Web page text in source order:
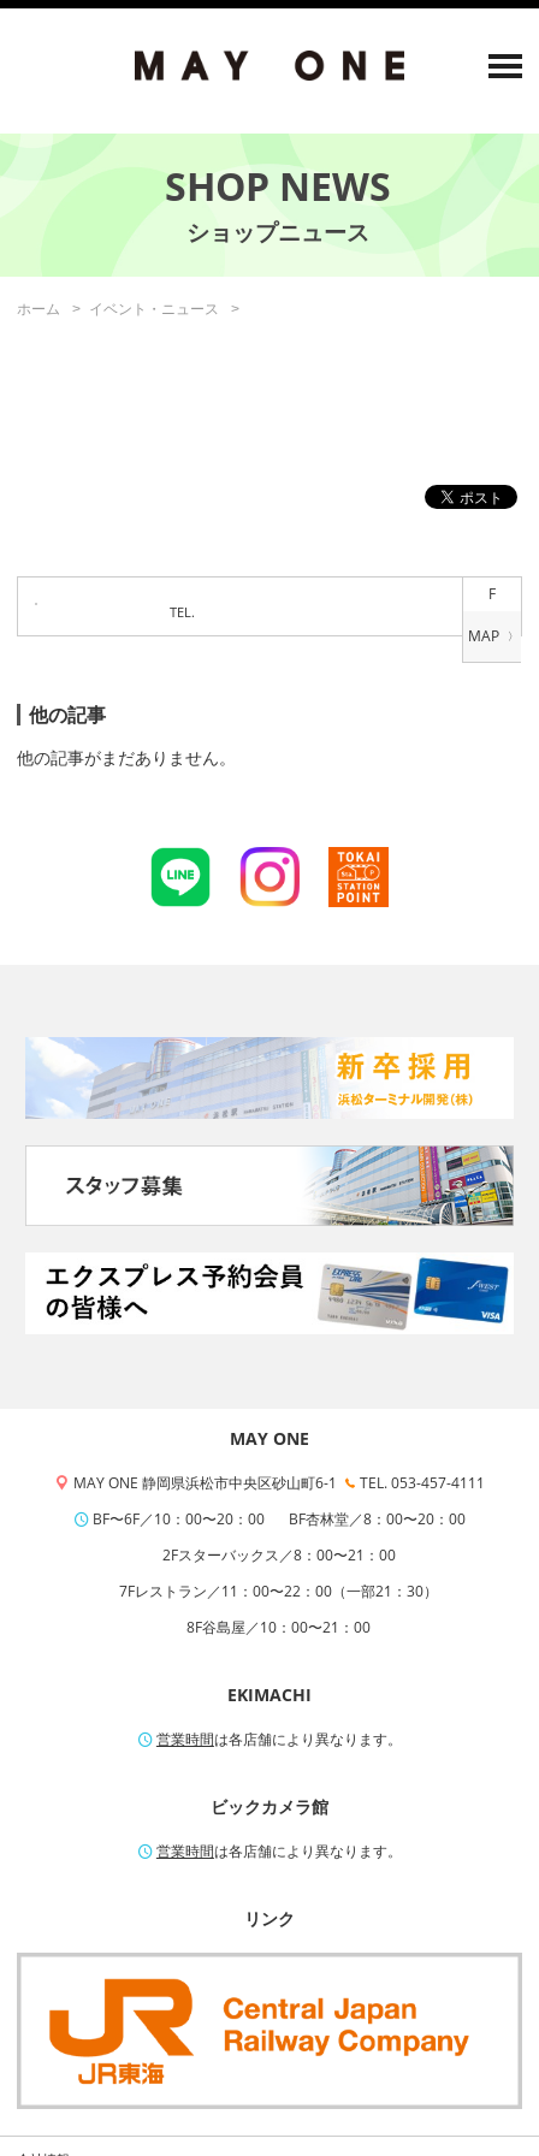
SHOP NEWS
ホーム イベント・ニュース
F
TEL.
他の記事
他の記事がまだありません。
MAY ONE
MAY ONE 静岡県浜松市中央区砂山町6-1
TEL. 053-457-4111
BF〜6F／10：00〜20：00
BF杏林堂／8：00〜20：00
2Fスターバックス／8：00〜21：00
7Fレストラン／11：00〜22：00（一部21：30）
8F谷島屋／10：00〜21：00
EKIMACHI
営業時間は各店舗により異なります。
ビックカメラ館
営業時間は各店舗により異なります。
リンク